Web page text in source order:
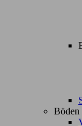
Böden